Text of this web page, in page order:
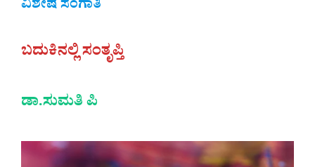
ವಿಶೇಷ ಸಂಗಾತಿ
ಬದುಕಿನಲ್ಲಿ ಸಂತೃಪ್ತಿ
ಡಾ.ಸುಮತಿ ಪಿ